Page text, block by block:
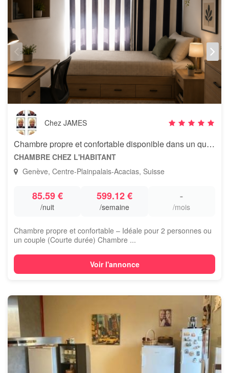
Chez JAMES
Chambre propre et confortable disponible dans un quartier calme,
CHAMBRE CHEZ L'HABITANT
Genève, Centre-Plainpalais-Acacias, Suisse
85.59 €
/nuit
599.12 €
/semaine
-
/mois
Chambre propre et confortable – Idéale pour 2 personnes ou
un couple (Courte durée) Chambre ...
Voir l'annonce